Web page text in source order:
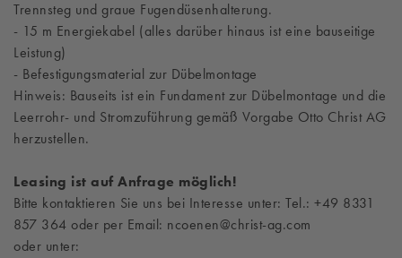
Trennsteg und graue Fugendüsenhalterung.
- 15 m Energiekabel (alles darüber hinaus ist eine bauseitige
Leistung)
- Befestigungsmaterial zur Dübelmontage
Hinweis: Bauseits ist ein Fundament zur Dübelmontage und die
Leerrohr- und Stromzuführung gemäß Vorgabe Otto Christ AG
herzustellen.
Leasing ist auf Anfrage möglich!
Bitte kontaktieren Sie uns bei Interesse unter: Tel.: +49 8331
857 364 oder per Email: ncoenen@christ-ag.com
oder unter: